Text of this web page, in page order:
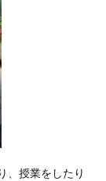
、授業をしたり